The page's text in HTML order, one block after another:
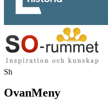
Sh
OvanMeny